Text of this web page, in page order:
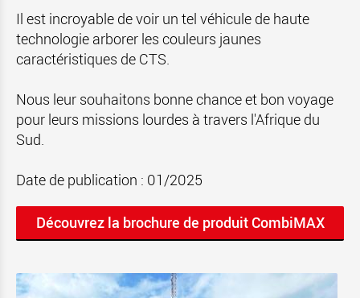
Il est incroyable de voir un tel véhicule de haute
technologie arborer les couleurs jaunes
caractéristiques de CTS.
Nous leur souhaitons bonne chance et bon voyage
pour leurs missions lourdes à travers l'Afrique du
Sud.
Date de publication : 01/2025
Découvrez la brochure de produit CombiMAX